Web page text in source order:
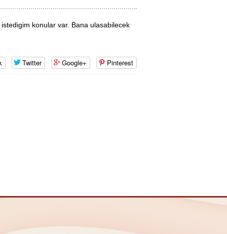
istedigim konular var. Bana ulasabilecek
Twitter Google+ Pinterest